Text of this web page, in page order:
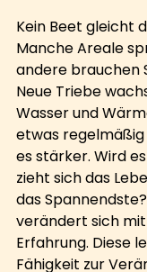
Kein Beet gleicht
Manche Areale
andere brauchen
Neue Triebe
Wasser und
etwas
es stärker. Wird
zieht sich das
das
verändert sich
Erfahrung. Diese
Fähigkeit zur